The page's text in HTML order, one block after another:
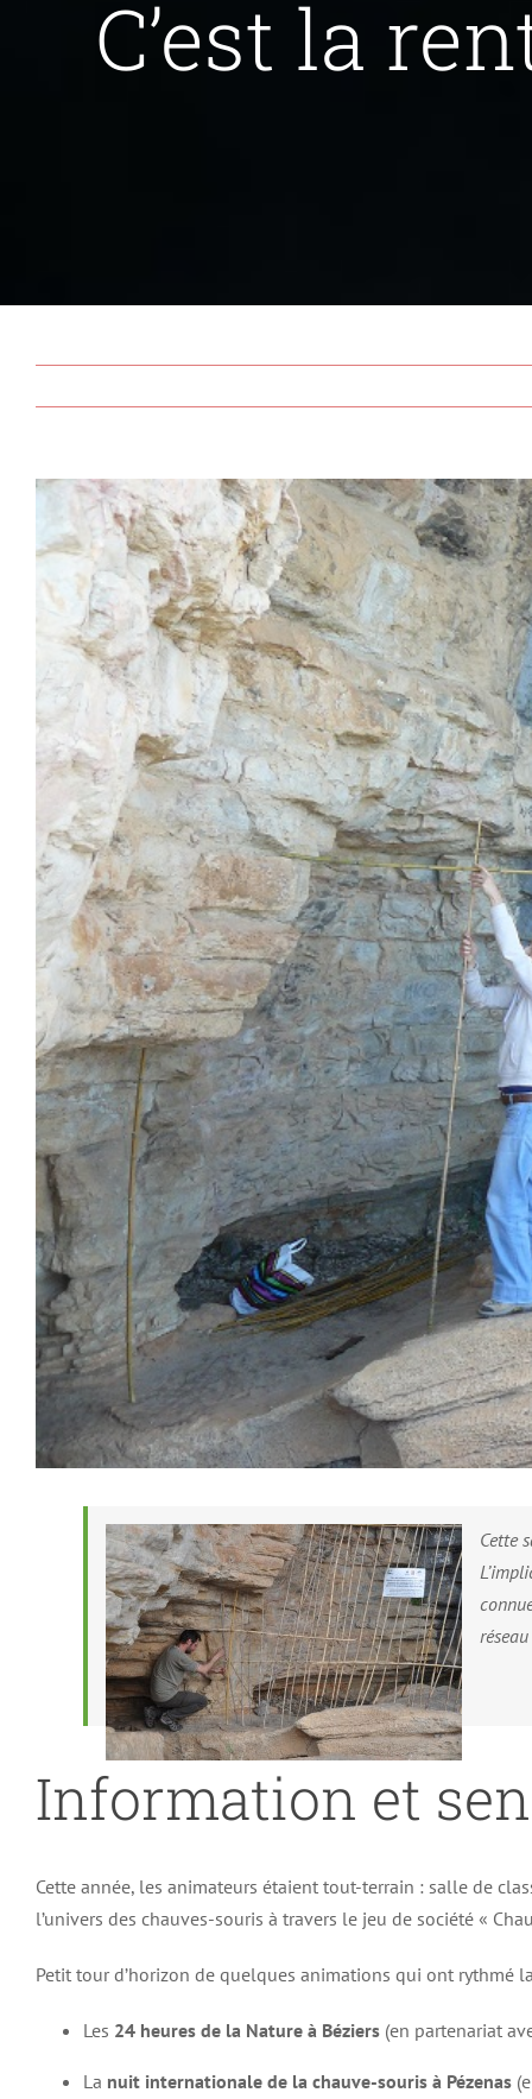
C’est la
View
Larger
Image
Cette
Information et
Cette année, les animateurs étaient tout-terrain : salle de
l’univers des chauves-souris à travers le jeu de société «
Petit tour d’horizon de quelques animations qui ont rythmé
Les 24 heures de la Nature à Béziers (en partenariat
La nuit internationale de la chauve-souris à Pézenas